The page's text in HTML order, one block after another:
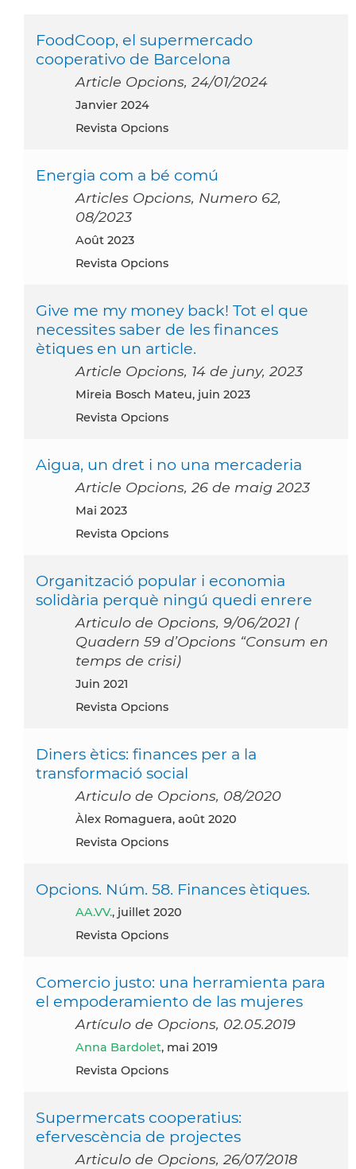
FoodCoop, el supermercado
cooperativo de Barcelona
Article Opcions, 24/01/2024
janvier 2024
Revista Opcions
Energia com a bé comú
Articles Opcions, Numero 62,
08/2023
août 2023
Revista Opcions
Give me my money back! Tot el que
necessites saber de les finances
ètiques en un article.
Article Opcions, 14 de juny, 2023
Mireia Bosch Mateu, juin 2023
Revista Opcions
Aigua, un dret i no una mercaderia
Article Opcions, 26 de maig 2023
mai 2023
Revista Opcions
Organització popular i economia
solidària perquè ningú quedi enrere
Articulo de Opcions, 9/06/2021 (
Quadern 59 d’Opcions “Consum en
temps de crisi)
juin 2021
Revista Opcions
Diners ètics: finances per a la
transformació social
Articulo de Opcions, 08/2020
Àlex Romaguera, août 2020
Revista Opcions
Opcions. Núm. 58. Finances ètiques.
AA.VV., juillet 2020
Revista Opcions
Comercio justo: una herramienta para
el empoderamiento de las mujeres
Artículo de Opcions, 02.05.2019
Anna Bardolet, mai 2019
Revista Opcions
Supermercats cooperatius:
efervescència de projectes
Articulo de Opcions, 26/07/2018